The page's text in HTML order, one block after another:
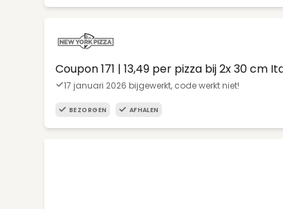
Coupon 171 | 13,49 per pizza bij 2x 30 cm
17 januari 2026 bijgewerkt, code werkt niet!
BEZORGEN AFHALEN